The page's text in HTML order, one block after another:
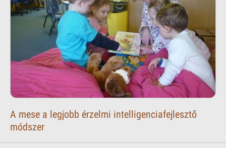
A mese a legjobb érzelmi intelligenciafejlesztő
módszer